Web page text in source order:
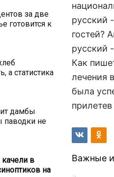
за две
готовится к
а статистика
дамбы
паводки не
в
на
русский
гостей?
русский
Как
лечения
была
Важные